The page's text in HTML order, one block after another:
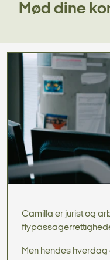
Mød dine
Camilla er jurist og
Men hendes